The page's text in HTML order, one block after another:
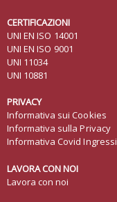
CERTIFICAZIONI
UNI EN ISO 14001
UNI EN ISO 9001
UNI 11034
UNI 10881
PRIVACY
Informativa sui Cookies
Informativa sulla Privacy
Informativa Covid Ingressi
LAVORA CON NOI
Lavora con noi